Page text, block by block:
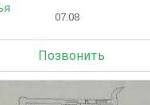
07.08
Позвонить